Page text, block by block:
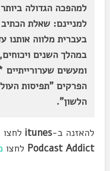
למניינם: שאלת
בעברית מלווה אותנו
במהלך השנים
ומעשים
הפרקים "תפיסות
הלשון".
להאזנה ב-itunes לחצו
Podcast Addict לחצו